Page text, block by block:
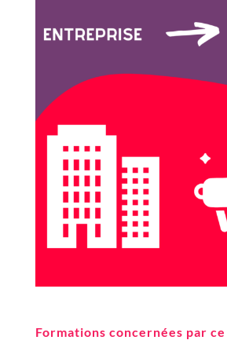
Formations concernées par